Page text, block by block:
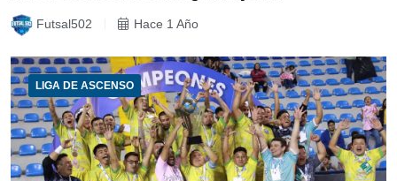
Futsal502 Hace 1 Año
LIGA DE ASCENSO